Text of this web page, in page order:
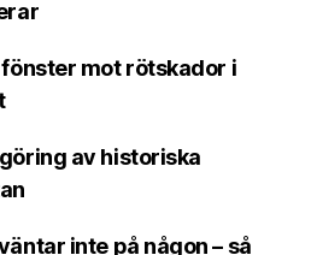
mot rötskador i
av historiska
inte på någon – så